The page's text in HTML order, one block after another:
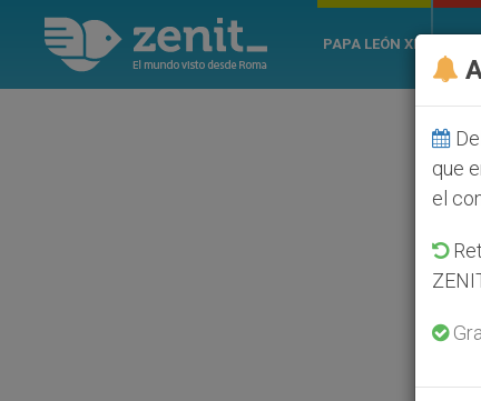
PAPA LEÓN XIV
que
el